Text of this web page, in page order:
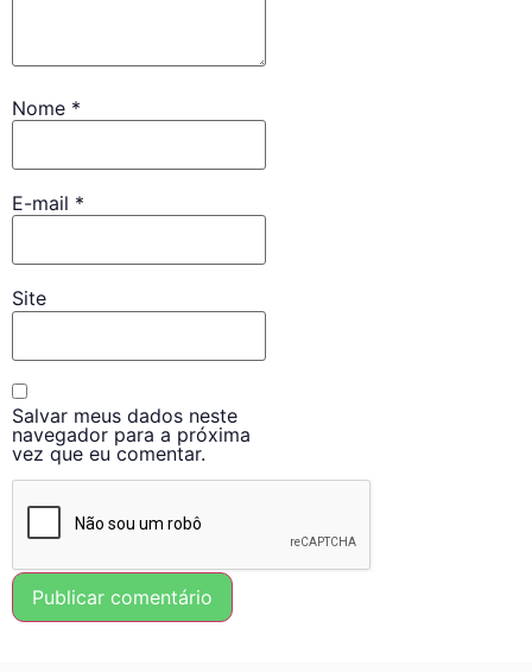
Nome *
E-mail *
Site
Salvar meus dados neste
navegador para a próxima
vez que eu comentar.